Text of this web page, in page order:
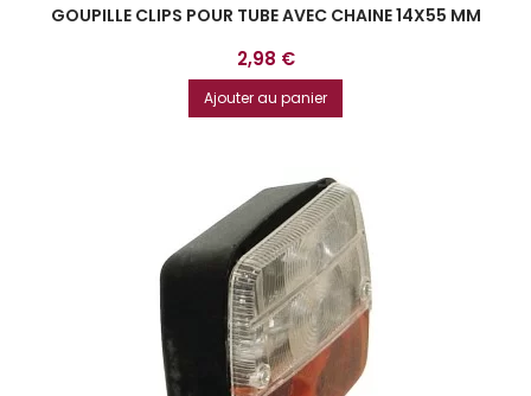
GOUPILLE CLIPS POUR TUBE AVEC CHAINE 14X55 MM
Prix
2,98 €
Ajouter au panier